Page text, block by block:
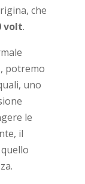
che
volt.
potremo
uno
le
il